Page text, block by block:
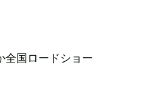
全国ロードショー